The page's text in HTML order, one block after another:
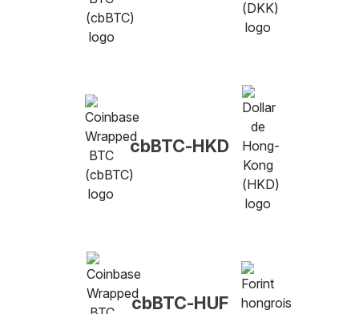
cbBTC-HKD
cbBTC-HUF